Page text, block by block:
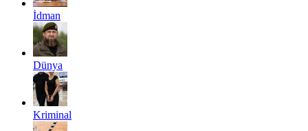
İdman
Dünya
Kriminal